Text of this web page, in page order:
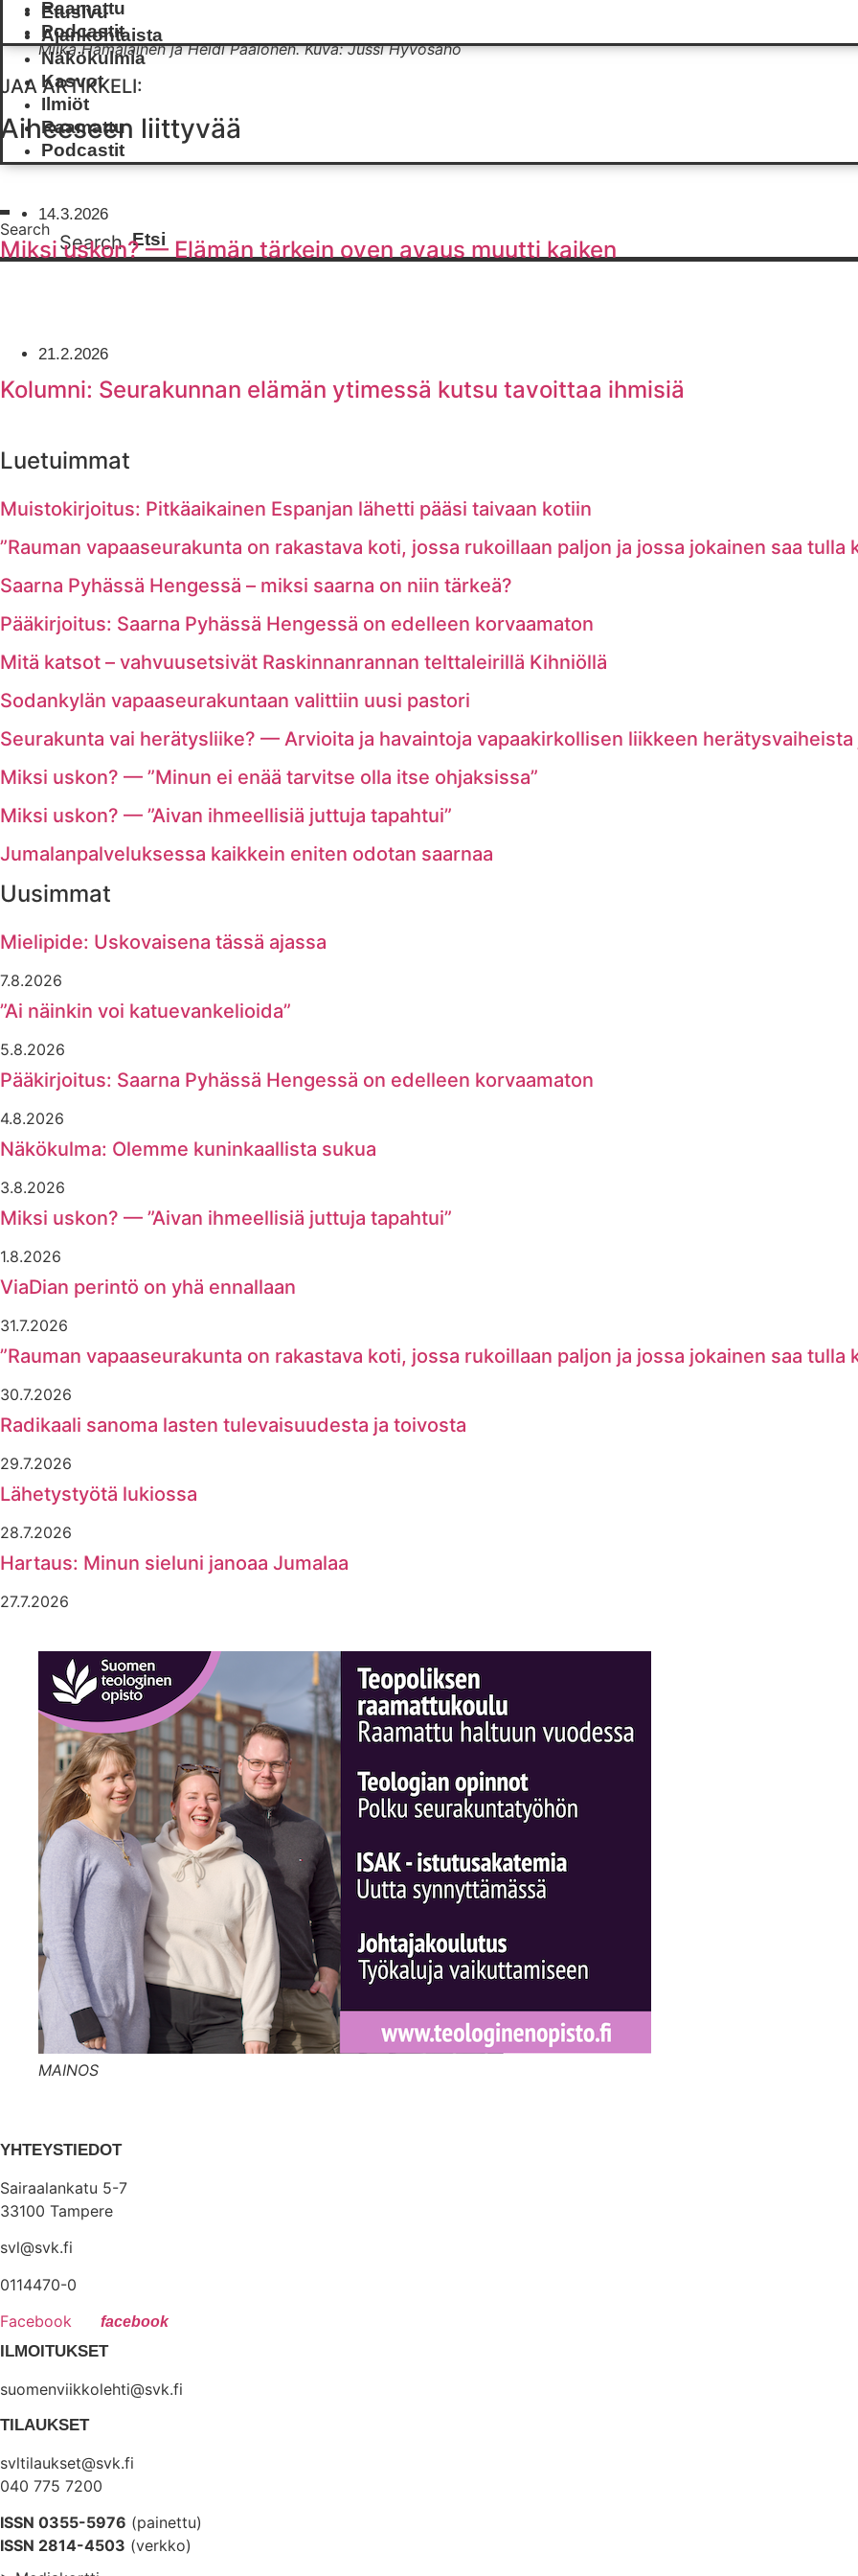
Raamattu
Podcastit
Etusivu
Ajankohtaista
Näkökulmia
Kasvot
Ilmiöt
Raamattu
Podcastit
Search
Search
Miika Hämäläinen ja Heidi Paalonen.Kuva: Jussi Hyvösaho
JAA ARTIKKELI:
Aiheeseen liittyvää
14.3.2026
Miksi uskon? — Elämän tärkein oven avaus muutti kaiken
21.2.2026
Kolumni: Seurakunnan elämän ytimessä kutsu tavoittaa ihmisiä
Luetuimmat
Muistokirjoitus: Pitkäaikainen Espanjan lähetti pääsi taivaan kotiin
”Rauman vapaaseurakunta on rakastava koti, jossa rukoillaan paljon ja jossa jokainen saa tulla
Saarna Pyhässä Hengessä – miksi saarna on niin tärkeä?
Pääkirjoitus: Saarna Pyhässä Hengessä on edelleen korvaamaton
Mitä katsot – vahvuusetsivät Raskinnanrannan telttaleirillä Kihniöllä
Sodankylän vapaaseurakuntaan valittiin uusi pastori
Seurakunta vai herätysliike? — Arvioita ja havaintoja vapaakirkollisen liikkeen
Miksi uskon? — ”Minun ei enää tarvitse olla itse ohjaksissa”
Miksi uskon? — ”Aivan ihmeellisiä juttuja tapahtui”
Jumalanpalveluksessa kaikkein eniten odotan saarnaa
Uusimmat
Mielipide: Uskovaisena tässä ajassa
7.8.2026
”Ai näinkin voi katuevankelioida”
5.8.2026
Pääkirjoitus: Saarna Pyhässä Hengessä on edelleen korvaamaton
4.8.2026
Näkökulma: Olemme kuninkaallista sukua
3.8.2026
Miksi uskon? — ”Aivan ihmeellisiä juttuja tapahtui”
1.8.2026
ViaDian perintö on yhä ennallaan
31.7.2026
”Rauman vapaaseurakunta on rakastava koti, jossa rukoillaan paljon ja jossa jokainen saa tulla
30.7.2026
Radikaali sanoma lasten tulevaisuudesta ja toivosta
29.7.2026
Lähetystyötä lukiossa
28.7.2026
Hartaus: Minun sieluni janoaa Jumalaa
27.7.2026
MAINOS
YHTEYSTIEDOT
Sairaalankatu 5-7
33100 Tampere
svl@svk.fi
0114470-0
Facebook
ILMOITUKSET
suomenviikkolehti@svk.fi
TILAUKSET
svltilaukset@svk.fi
040 775 7200
ISSN 0355-5976 (painettu)
ISSN 2814-4503 (verkko)